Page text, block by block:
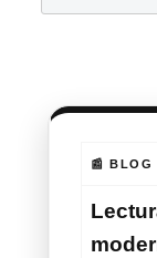
📰 BLOG